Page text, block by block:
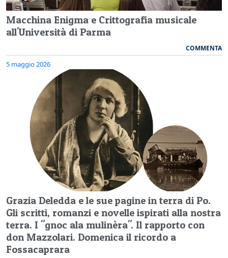
Macchina Enigma e Crittografia musicale
all'Università di Parma
COMMENTA
5 maggio 2026
Grazia Deledda e le sue pagine in terra di Po.
Gli scritti, romanzi e novelle ispirati alla nostra
terra. I "gnoc ala mulinèra". Il rapporto con
don Mazzolari. Domenica il ricordo a
Fossacaprara